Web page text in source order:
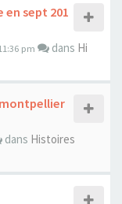
en sept 201
pm dans Hi
dans Histoires